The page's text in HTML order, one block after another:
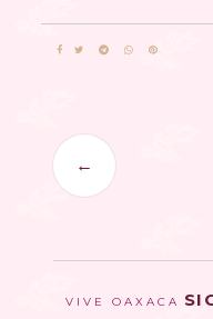
←
VIVE OAXACA